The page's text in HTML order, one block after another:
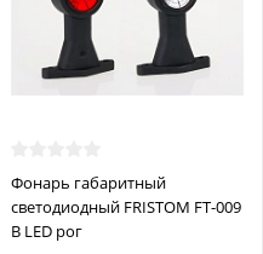
Фонарь габаритный
светодиодный FRISTOM FT-009
B LED рог